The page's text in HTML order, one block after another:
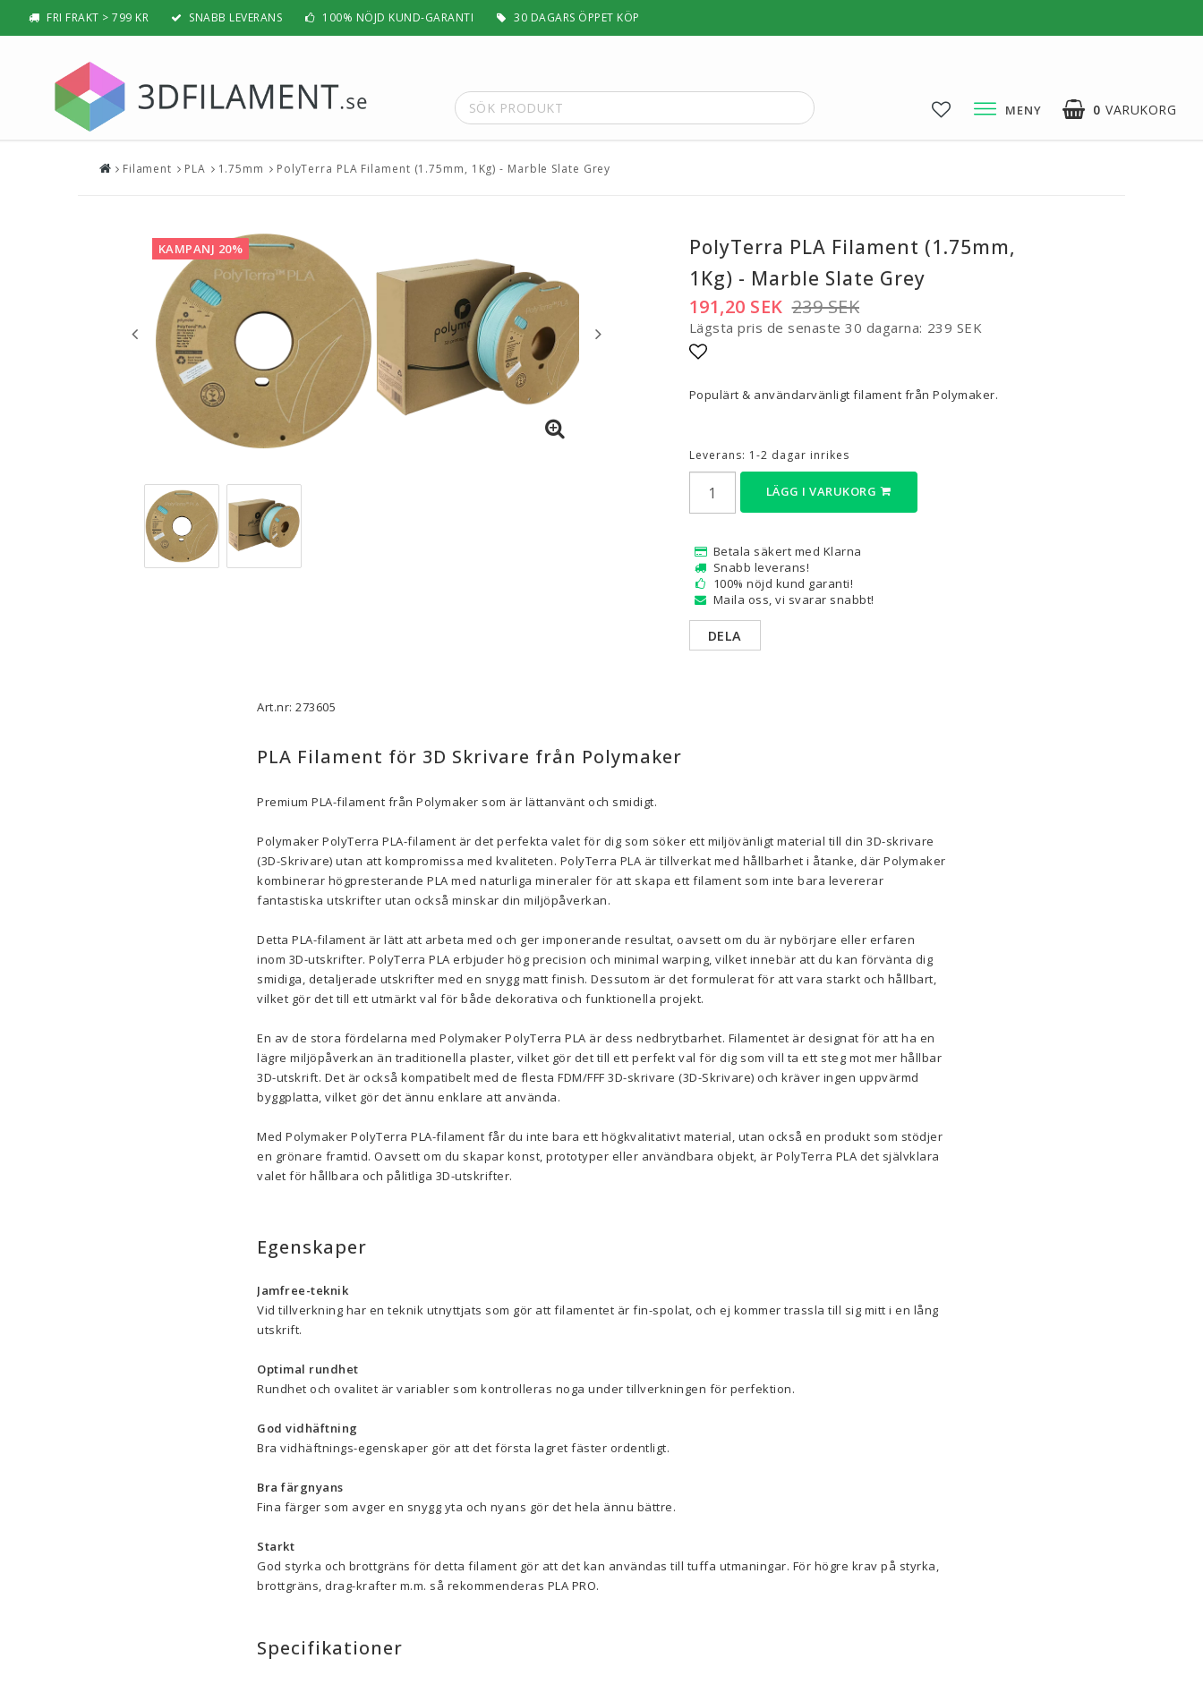
FRI FRAKT > 799 KR SNABB LEVERANS 100% NÖJD KUND-GARANTI 30 DAGARS ÖPPET KÖP
0 VARUKORG
MENY
NYBÖRJAR-GUIDE
BÄST 3D-SKRIVARE 2026
ABS PRO / ABS+
PETG
TPU / TPE
HIPS / PVA / ASA
Nylon
Visa alla
Trä, Metall, Sten & Kolfiber
Flex & Elasticitet
Höghastighet
Visa alla
3D-Skrivare — Tillbehör
Tejp, Lim & Fästmaterial
Filament-förvaring
Water Washable
3D-Pennor
Filament till 3D-Pennor
Visa alla
Filament PLA 1.75mm PolyTerra PLA Filament (1.75mm, 1Kg) - Marble Slate Grey
KAMPANJ 20%
PolyTerra PLA Filament (1.75mm,
1Kg) - Marble Slate Grey
239 SEK
191,20 SEK
Lägsta pris de senaste 30 dagarna 239 SEK
Populärt & användarvänligt filament från Polymaker.
Leverans: 1-2 dagar inrikes
LÄGG I VARUKORG
Betala säkert med Klarna
Snabb leverans!
100% nöjd kund garanti!
Maila oss, vi svarar snabbt!
DELA
Art.nr: 273605
PLA Filament för 3D Skrivare från Polymaker
Premium PLA-filament från Polymaker som är lättanvänt och smidigt.
Polymaker PolyTerra PLA-filament är det perfekta valet för dig som söker ett miljövänligt material till din 3D-skrivare
(3D-Skrivare) utan att kompromissa med kvaliteten. PolyTerra PLA är tillverkat med hållbarhet i åtanke, där Polymaker
kombinerar högpresterande PLA med naturliga mineraler för att skapa ett filament som inte bara levererar
fantastiska utskrifter utan också minskar din miljöpåverkan.
Detta PLA-filament är lätt att arbeta med och ger imponerande resultat, oavsett om du är nybörjare eller erfaren
inom 3D-utskrifter. PolyTerra PLA erbjuder hög precision och minimal warping, vilket innebär att du kan förvänta dig
smidiga, detaljerade utskrifter med en snygg matt finish. Dessutom är det formulerat för att vara starkt och hållbart,
vilket gör det till ett utmärkt val för både dekorativa och funktionella projekt.
En av de stora fördelarna med Polymaker PolyTerra PLA är dess nedbrytbarhet. Filamentet är designat för att ha en
lägre miljöpåverkan än traditionella plaster, vilket gör det till ett perfekt val för dig som vill ta ett steg mot mer hållbar
3D-utskrift. Det är också kompatibelt med de flesta FDM/FFF 3D-skrivare (3D-Skrivare) och kräver ingen uppvärmd
byggplatta, vilket gör det ännu enklare att använda.
Med Polymaker PolyTerra PLA-filament får du inte bara ett högkvalitativt material, utan också en produkt som stödjer
en grönare framtid. Oavsett om du skapar konst, prototyper eller användbara objekt, är PolyTerra PLA det självklara
valet för hållbara och pålitliga 3D-utskrifter.
Egenskaper
Jamfree-teknik
Vid tillverkning har en teknik utnyttjats som gör att filamentet är fin-spolat, och ej kommer trassla till sig mitt i en lång
utskrift.
Optimal rundhet
Rundhet och ovalitet är variabler som kontrolleras noga under tillverkningen för perfektion.
God vidhäftning
Bra vidhäftnings-egenskaper gör att det första lagret fäster ordentligt.
Bra färgnyans
Fina färger som avger en snygg yta och nyans gör det hela ännu bättre.
Starkt
God styrka och brottgräns för detta filament gör att det kan användas till tuffa utmaningar. För högre krav på styrka,
brottgräns, drag-krafter m.m. så rekommenderas PLA PRO.
Specifikationer